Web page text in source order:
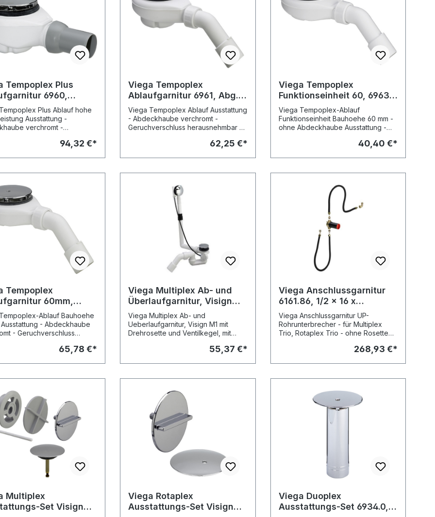
Tempoplex Plus
6960,
f. Ablaufloch
verchromt
Plus Ablauf hohe
Ausstattung -
verchromt -
waagerecht mit94,32 €*
Viega Tempoplex
Ablaufgarnitur 6961, Abg.
45°, f. Ablaufloch 90mm,
575601 verchromt
Viega Tempoplex Ablauf Ausstattung
- Abdeckhaube verchromt -
Geruchverschluss herausnehmbar -
nach DIN EN 274 Modell 696162,25 €*
Viega Tempoplex
Funktionseinheit 60, 6963.1,
Abg. 45°, f. 90mm
Ablaufloch, 634117
Viega Tempoplex-Ablauf
Funktionseinheit Bauhoehe 60 mm -
ohne Abdeckhaube Ausstattung -
Ablaufbogen 45° Technische Daten
40,40 €*
Tempoplex
60mm,
Abg 45°, f. 90mm
634100
Ablauf Bauhoehe
Ausstattung - Abdeckhaube
- Geruchverschluss
65,78 €*
Viega Multiplex Ab- und
Überlaufgarnitur, Visign
M1, 40/50 x 540mm,
verchromt, 6162.45, 101909
Viega Multiplex Ab- und
Ueberlaufgarnitur, Visign M1 mit
Drehrosette und Ventilkegel, mit
Ablaufbogen, mit verchromtem55,37 €*
Viega Anschlussgarnitur
6161.86, 1/2 x 16 x
3500mm, 273583, m.
Rohrunterbrecher
Viega Anschlussgarnitur UP-
Rohrunterbrecher - für Multiplex
Trio, Rotaplex Trio - ohne Rosette
6161.86
268,93 €*
Multiplex
Set Visign
Viega Rotaplex
Ausstattungs-Set Visign
Viega Duoplex
Ausstattungs-Set 6934.0,